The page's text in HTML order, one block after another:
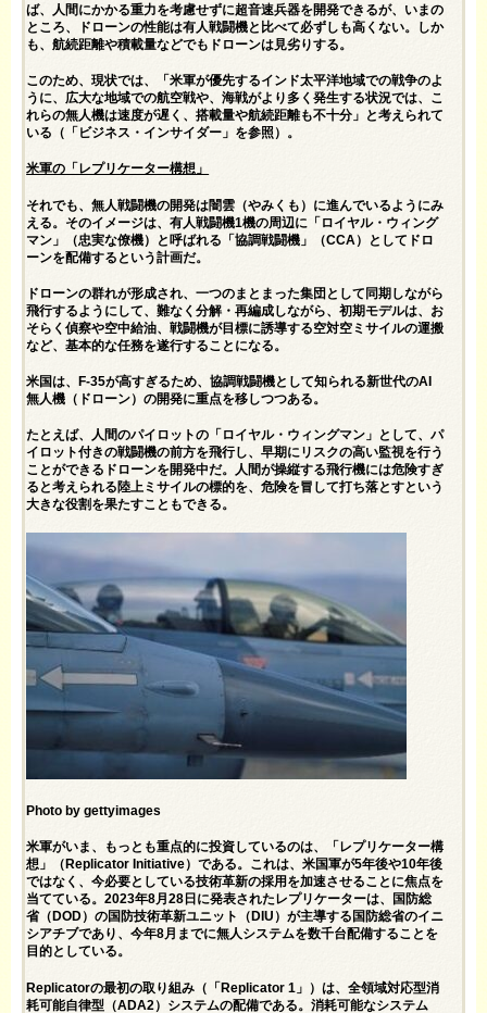
ば、人間にかかる重力を考慮せずに超音速兵器を開発できるが、いまの
ところ、ドローンの性能は有人戦闘機と比べて必ずしも高くない。しか
も、航続距離や積載量などでもドローンは見劣りする。
このため、現状では、「米軍が優先するインド太平洋地域での戦争のよ
うに、広大な地域での航空戦や、海戦がより多く発生する状況では、こ
れらの無人機は速度が遅く、搭載量や航続距離も不十分」と考えられて
いる（ 「ビジネス・インサイダー」 を参照）。
米軍の「レプリケーター構想」
それでも、無人戦闘機の開発は闇雲（やみくも）に進んでいるようにみ
える。そのイメージは、有人戦闘機1機の周辺に「ロイヤル・ウィング
マン」（忠実な僚機）と呼ばれる「協調戦闘機」（CCA）としてドロ
ーンを配備するという計画だ。
ドローンの群れが形成され、一つのまとまった集団として同期しながら
飛行するようにして、難なく分解・再編成しながら、初期モデルは、お
そらく偵察や空中給油、戦闘機が目標に誘導する空対空ミサイルの運搬
など、基本的な任務を遂行することになる。
米国は、F-35が高すぎるため、協調戦闘機として知られる新世代のAI
無人機（ドローン）の開発に重点を移しつつある。
たとえば、人間のパイロットの「ロイヤル・ウィングマン」として、パ
イロット付きの戦闘機の前方を飛行し、早期にリスクの高い監視を行う
ことができるドローンを開発中だ。人間が操縦する飛行機には危険すぎ
ると考えられる陸上ミサイルの標的を、危険を冒して打ち落とすという
大きな役割を果たすこともできる。
Photo by gettyimages
米軍がいま、もっとも重点的に投資しているのは、「レプリケーター構
想」（Replicator Initiative）である。これは、米国軍が5年後や10年後
ではなく、今必要としている技術革新の採用を加速させることに焦点を
当てている。2023年8月28日に発表されたレプリケーターは、国防総
省（DOD）の国防技術革新ユニット（DIU）が主導する国防総省のイニ
シアチブであり、今年8月までに無人システムを数千台配備することを
目的としている。
Replicatorの最初の取り組み（「Replicator 1」）は、全領域対応型消
耗可能自律型（ADA2）システムの配備である。消耗可能なシステム